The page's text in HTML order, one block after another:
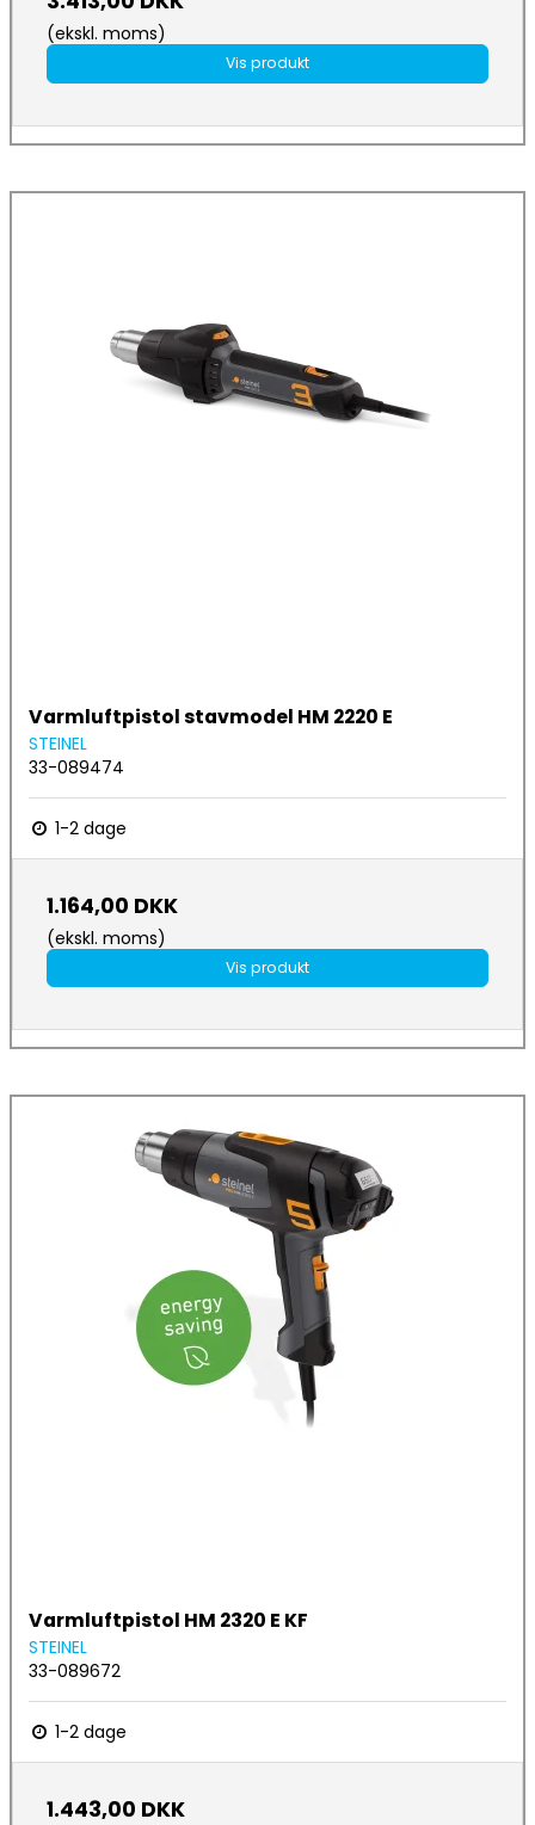
(ekskl. moms)
Vis produkt
Varmluftpistol stavmodel HM 2220 E
STEINEL
33-089474
1-2 dage
1.164,00 DKK
(ekskl. moms)
Vis produkt
Varmluftpistol HM 2320 E KF
STEINEL
33-089672
1-2 dage
1.443,00 DKK